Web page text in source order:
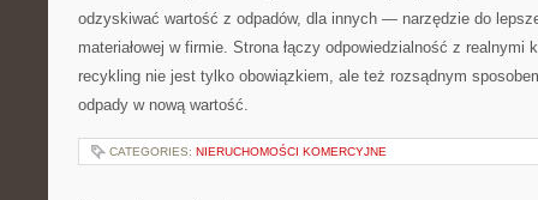
odzyskiwać wartość z odpadów, dla innych — narzędzie do
materiałowej w firmie. Strona łączy odpowiedzialność z
recykling nie jest tylko obowiązkiem, ale też rozsądnym
odpady w nową wartość.
CATEGORIES: NIERUCHOMOŚCI KOMERCYJNE